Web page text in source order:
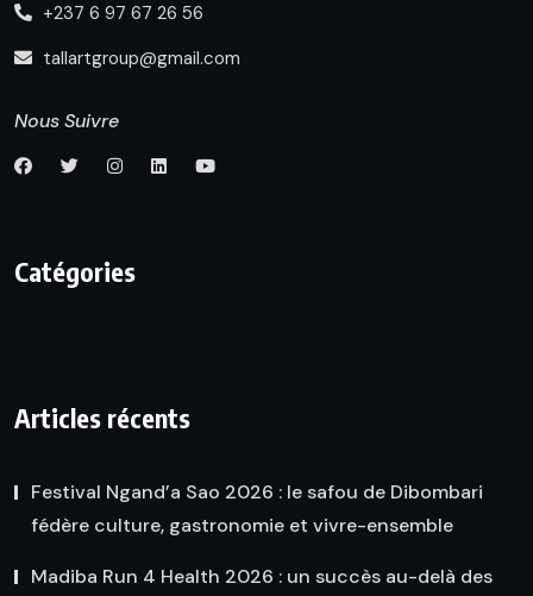
+237 6 97 67 26 56
tallartgroup@gmail.com
Nous Suivre
Catégories
Articles récents
Festival Ngand’a Sao 2026 : le safou de Dibombari
fédère culture, gastronomie et vivre-ensemble
Madiba Run 4 Health 2026 : un succès au-delà des